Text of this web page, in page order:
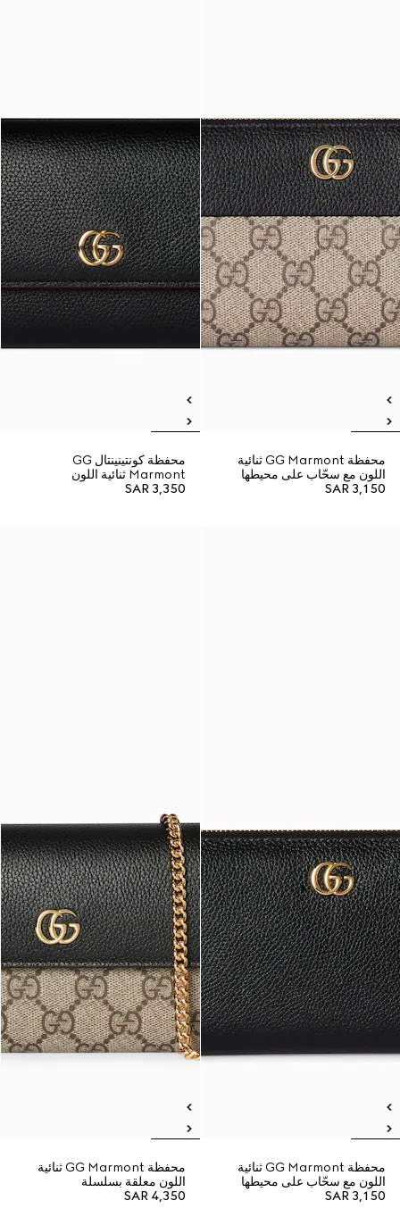
محفظة GG Marmont ثنائية
اللون مع سحّاب على محيطها
SAR 3,150
محفظة كونتينينتال GG
Marmont ثنائية اللون
SAR 3,350
محفظة GG Marmont ثنائية
اللون مع سحّاب على محيطها
SAR 3,150
محفظة GG Marmont ثنائية
اللون معلقة بسلسلة
SAR 4,350